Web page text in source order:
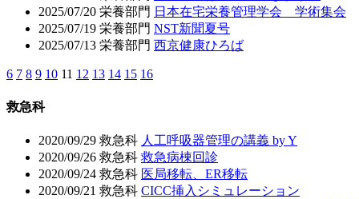
2025/07/20 栄養部門 日本在宅栄養管理学会 学術集会
2025/07/19 栄養部門 NST新聞夏号
2025/07/13 栄養部門 西京健康ひろば
6 7 8 9 10 11 12 13 14 15 16
救急科
2020/09/29 救急科 人工呼吸器管理の講義 by Y
2020/09/26 救急科 救急病棟回診
2020/09/24 救急科 医局移転、ER移転
2020/09/21 救急科 CICC挿入シミュレーション